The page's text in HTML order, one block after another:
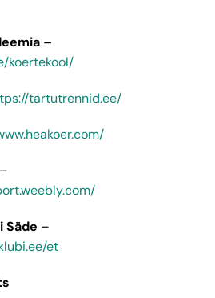
–
koertekool/
tartutrennid.ee/
–
Säde –
et